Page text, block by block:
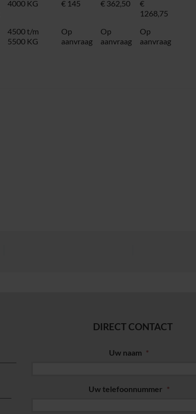
4000 KG € 145 € 362,50
€
1268,75
4500 t/m
5500 KG
Op
aanvraag
Op
aanvraag
Op
aanvraag
DIRECT CONTACT
Uw naam *
Uw telefoonnummer *